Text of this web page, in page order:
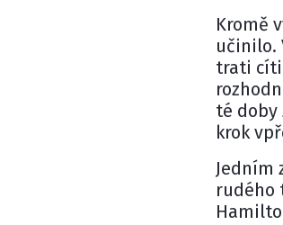
Kromě
učinilo.
trati
té doby
krok
Jedním
rudého